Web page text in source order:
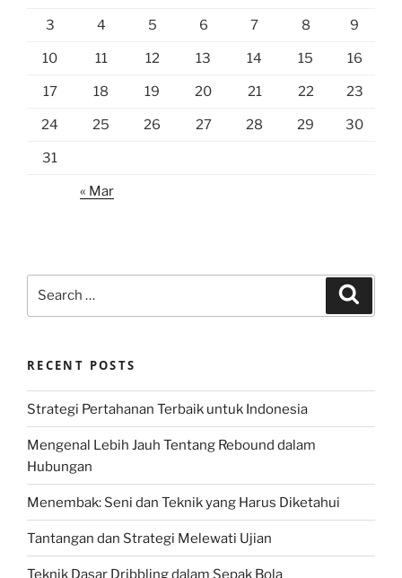
3 4 5 6 7 8 9
10 11 12 13 14 15 16
17 18 19 20 21 22 23
24 25 26 27 28 29 30
31
« Mar
RECENT POSTS
Strategi Pertahanan Terbaik untuk Indonesia
Mengenal Lebih Jauh Tentang Rebound dalam
Hubungan
Menembak: Seni dan Teknik yang Harus Diketahui
Tantangan dan Strategi Melewati Ujian
Teknik Dasar Dribbling dalam Sepak Bola